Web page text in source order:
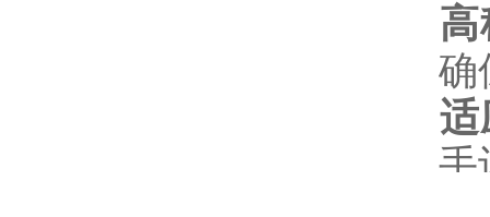
确
适
手